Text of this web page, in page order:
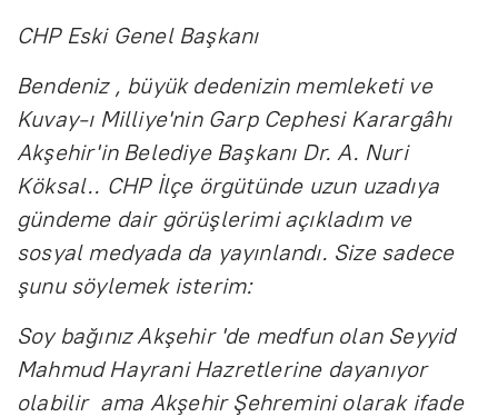
CHP Eski Genel Başkanı
Bendeniz , büyük dedenizin memleketi ve
Kuvay-ı Milliye'nin Garp Cephesi Karargâhı
Akşehir'in Belediye Başkanı Dr. A. Nuri
Köksal.. CHP İlçe örgütünde uzun uzadıya
gündeme dair görüşlerimi açıkladım ve
sosyal medyada da yayınlandı. Size sadece
şunu söylemek isterim:
Soy bağınız Akşehir 'de medfun olan Seyyid
Mahmud Hayrani Hazretlerine dayanıyor
olabilir ama Akşehir Şehremini olarak ifade